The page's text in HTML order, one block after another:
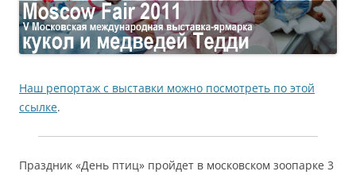
Наш репортаж с выставки можно посмотреть по этой
ссылке.
Праздник «День птиц» пройдет в московском зоопарке 3